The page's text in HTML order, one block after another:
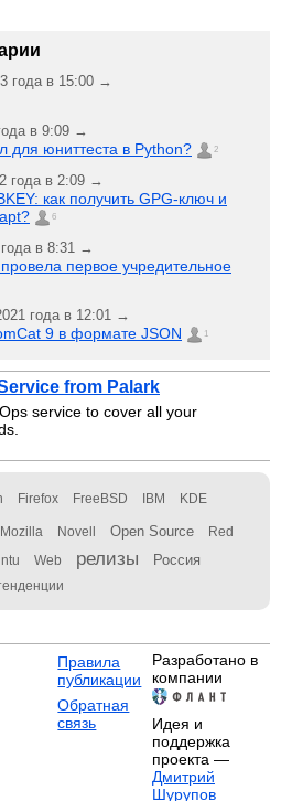
года в 15:00 →
в 9:09 →
для юниттеста в Python? 2
года в 2:09 →
как получить GPG-ключ и
6
в 8:31 →
первое учредительное
года в 12:01 →
9 в формате JSON 1
from Palark
service to cover all your
Firefox FreeBSD IBM KDE
Mozilla Novell Open Source Red
Web релизы Россия
Правила
публикации
Обратная
связь
Разработано в
компании
Идея и
поддержка
проекта —
Дмитрий
Шурупов